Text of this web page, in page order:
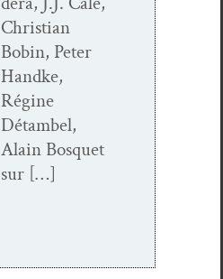
Chris­t­ian
Bobin, Peter
Hand­ke,
Régine
Détam­bel,
Alain Bosquet
sur […]